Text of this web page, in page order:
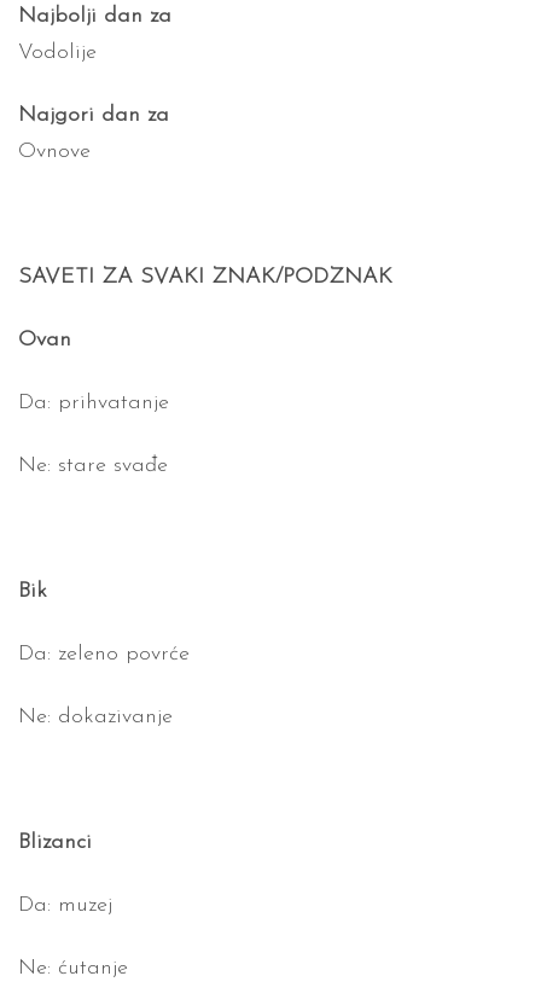
Najbolji dan za
Vodolije
Najgori dan za
Ovnove
SAVETI ZA SVAKI ZNAK/PODZNAK
Ovan
Da: prihvatanje
Ne: stare svađe
Bik
Da: zeleno povrće
Ne: dokazivanje
Blizanci
Da: muzej
Ne: ćutanje